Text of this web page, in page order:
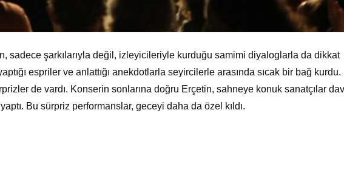
sadece şarkılarıyla değil, izleyicileriyle kurduğu samimi diyaloglarla da dikkat
espriler ve anlattığı anekdotlarla seyircilerle arasında sıcak bir bağ kurdu.
de vardı. Konserin sonlarına doğru Erçetin, sahneye konuk sanatçılar
Bu sürpriz performanslar, geceyi daha da özel kıldı.